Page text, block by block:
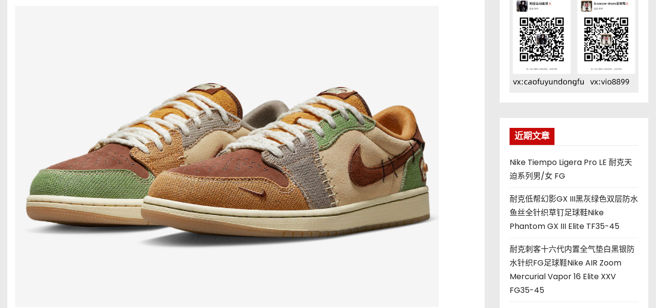
近期文章
Nike Tiempo Ligera Pro LE 耐克天
迫系列男/女 FG
耐克低帮幻影GX III黑灰绿色双层防水
鱼丝全针织草钉足球鞋Nike
Phantom GX III Elite TF35-45
耐克刺客十六代内置全气垫白黑银防
水针织FG足球鞋Nike AIR Zoom
Mercurial Vapor 16 Elite XXV
FG35-45